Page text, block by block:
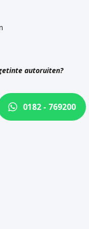
autoruiten?
0182 - 769200